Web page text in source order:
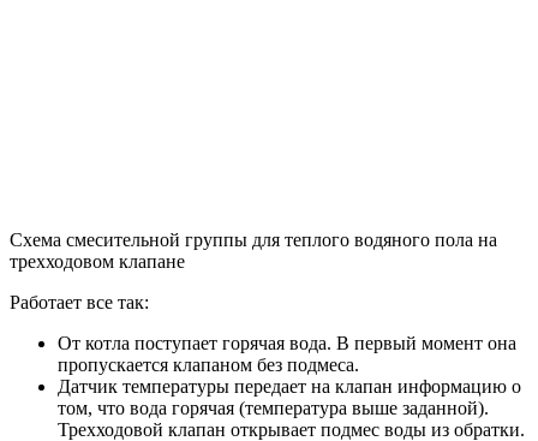
Схема смесительной группы для теплого водяного пола на
трехходовом клапане
Работает все так:
От котла поступает горячая вода. В первый момент она
пропускается клапаном без подмеса.
Датчик температуры передает на клапан информацию о
том, что вода горячая (температура выше заданной).
Трехходовой клапан открывает подмес воды из обратки.